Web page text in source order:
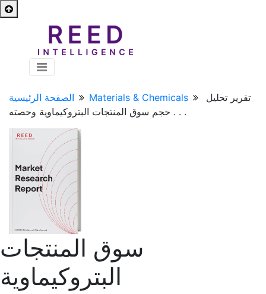
الصفحة الرئيسية Materials & Chemicals
تقرير تحليل
حجم سوق المنتجات البتروكيماوية وحصته . . .
سوق المنتجات
البتروكيماوية